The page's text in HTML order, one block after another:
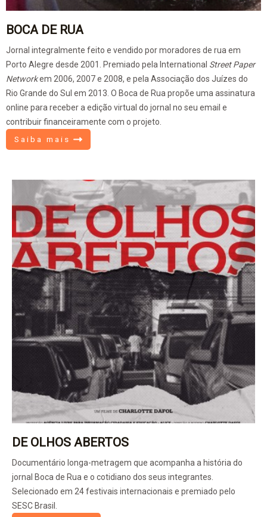
BOCA DE RUA
Jornal integralmente feito e vendido por moradores de rua em
Porto Alegre desde 2001. Premiado pela International Street Paper
Networkem 2006, 2007 e 2008, e pela Associação dos Juízes do
Rio Grande do Sul em 2013. O Boca de Rua propõe uma assinatura
online para receber a edição virtual do jornal no seu email e
contribuir financeiramente com o projeto.
Saiba mais
DE OLHOS ABERTOS
Documentário longa-metragem que acompanha a história do
jornal Boca de Rua e o cotidiano dos seus integrantes.
Selecionado em 24 festivais internacionais e premiado pelo
SESC Brasil.